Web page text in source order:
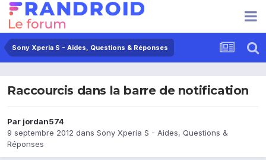
Sony Xperia S - Aides, Questions & Réponses
Raccourcis dans la barre de notification
Par jordan574
9 septembre 2012 dans Sony Xperia S - Aides, Questions &
Réponses